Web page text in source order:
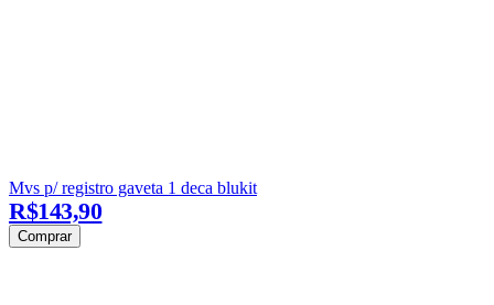
Mvs p/ registro gaveta 1 deca blukit
R$143,90